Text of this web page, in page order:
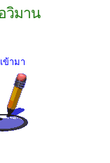
วิมาน
ามา